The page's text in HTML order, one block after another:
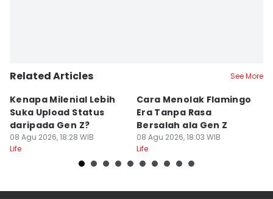
Related Articles See More
Kenapa Milenial Lebih
Suka Upload Status
daripada Gen Z?
08 Agu 2026, 18:28 WIB
Life
Cara Menolak Flamingo
Era Tanpa Rasa
Bersalah ala Gen Z
08 Agu 2026, 18:03 WIB
Life